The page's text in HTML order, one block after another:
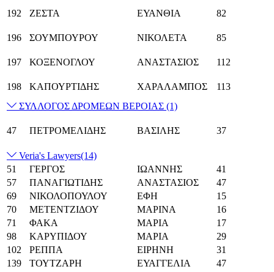
192 ΖΕΣΤΑ ΕΥΑΝΘΙΑ 82
196 ΣΟΥΜΠΟΥΡΟΥ ΝΙΚΟΛΕΤΑ 85
197 ΚΟΞΕΝΟΓΛΟΥ ΑΝΑΣΤΑΣΙΟΣ 112
198 ΚΑΠΟΥΡΤΙΔΗΣ ΧΑΡΑΛΑΜΠΟΣ
113
ΣΥΛΛΟΓΟΣ ΔΡΟΜΕΩΝ ΒΕΡΟΙΑΣ (1)
47 ΠΕΤΡΟΜΕΛΙΔΗΣ ΒΑΣΙΛΗΣ 37
Veria's Lawyers(14)
51
ΓΕΡΓΟΣ ΙΩΑΝΝΗΣ
41
57
ΠΑΝΑΓΙΩΤΙΔΗΣ ΑΝΑΣΤΑΣΙΟΣ
47
69
ΝΙΚΟΛΟΠΟΥΛΟΥ ΕΦΗ
15
70
ΜΕΤΕΝΤΖΙΔΟΥ ΜΑΡΙΝΑ
16
71
ΦΑΚΑ ΜΑΡΙΑ
17
98
ΚΑΡΥΠΙΔΟΥ ΜΑΡΙΑ
29
102
ΡΕΠΠΑ ΕΙΡΗΝΗ
31
139
ΤΟΥΤΖΑΡΗ ΕΥΑΓΓΕΛΙΑ
47